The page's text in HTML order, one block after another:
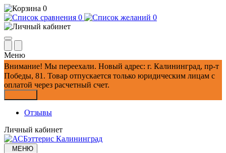
0
0
0
Меню
Внимание! Мы переехали. Новый адрес: г. Калининград, пр-т
Победы, 81. Товар отпускается только юридическим лицам с
оплатой через расчетный счет.
Отзывы
Личный кабинет
МЕНЮ